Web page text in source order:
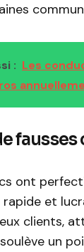
: Les
ont
et
clients,
un